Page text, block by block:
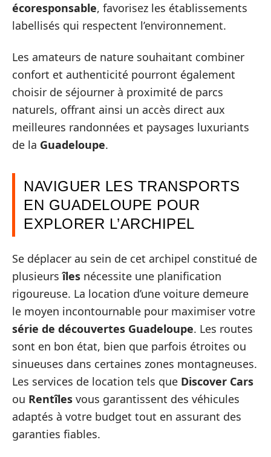
écoresponsable, favorisez les établissements
labellisés qui respectent l’environnement.
Les amateurs de nature souhaitant combiner
confort et authenticité pourront également
choisir de séjourner à proximité de parcs
naturels, offrant ainsi un accès direct aux
meilleures randonnées et paysages luxuriants
de la Guadeloupe.
NAVIGUER LES TRANSPORTS
EN GUADELOUPE POUR
EXPLORER L’ARCHIPEL
Se déplacer au sein de cet archipel constitué de
plusieursîles nécessite une planification
rigoureuse. La location d’une voiture demeure
le moyen incontournable pour maximiser votre
série de découvertes Guadeloupe. Les routes
sont en bon état, bien que parfois étroites ou
sinueuses dans certaines zones montagneuses.
Les services de location tels que Discover Cars
ou Rentîles vous garantissent des véhicules
adaptés à votre budget tout en assurant des
garanties fiables.